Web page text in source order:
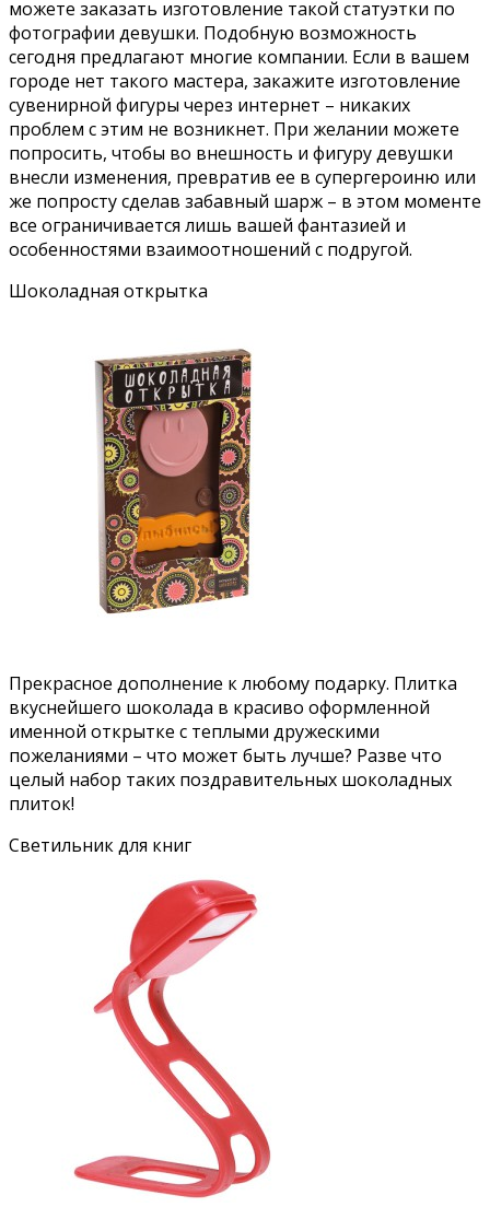
можете заказать изготовление такой статуэтки по
фотографии девушки. Подобную возможность
сегодня предлагают многие компании. Если в вашем
городе нет такого мастера, закажите изготовление
сувенирной фигуры через интернет – никаких
проблем с этим не возникнет. При желании можете
попросить, чтобы во внешность и фигуру девушки
внесли изменения, превратив ее в супергероиню или
же попросту сделав забавный шарж – в этом моменте
все ограничивается лишь вашей фантазией и
особенностями взаимоотношений с подругой.
Шоколадная открытка
Прекрасное дополнение к любому подарку. Плитка
вкуснейшего шоколада в красиво оформленной
именной открытке с теплыми дружескими
пожеланиями – что может быть лучше? Разве что
целый набор таких поздравительных шоколадных
плиток!
Светильник для книг